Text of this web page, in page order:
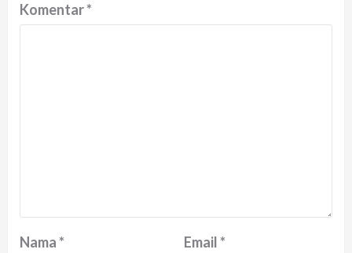
Komentar*
Nama* Email*